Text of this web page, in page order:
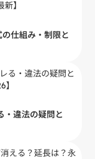
仕組み・制限と
・違法の疑問と